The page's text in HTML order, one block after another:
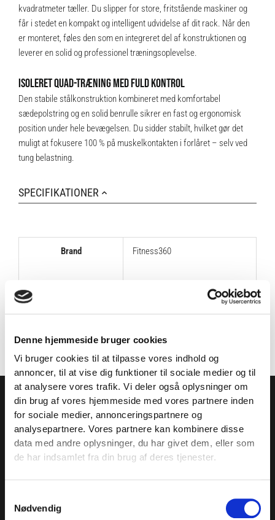
Denne hjemmeside bruger cookies
Vi bruger cookies til at tilpasse vores indhold og
annoncer, til at vise dig funktioner til sociale medier og til
at analysere vores trafik. Vi deler også oplysninger om
din brug af vores hjemmeside med vores partnere inden
for sociale medier, annonceringspartnere og
analysepartnere. Vores partnere kan kombinere disse
data med andre oplysninger, du har givet dem, eller som
de har indsamlet fra din brug af deres tjenester.
Nødvendig
kvadratmeter tæller. Du slipper for store, fritstående maskiner og
får i stedet en kompakt og intelligent udvidelse af dit rack. Når den
er monteret, føles den som en integreret del af konstruktionen og
leverer en solid og professionel træningsoplevelse.
ISOLERET QUAD-TRÆNING MED FULD KONTROL
Den stabile stålkonstruktion kombineret med komfortabel
sædepolstring og en solid benrulle sikrer en fast og ergonomisk
position under hele bevægelsen. Du sidder stabilt, hvilket gør det
muligt at fokusere 100 % på muskelkontakten i forlåret – selv ved
tung belastning.
SPECIFIKATIONER
Brand Fitness360
TILMELD NYHEDSBREVET
Få nyheder, tips og tilbud smidt direkte i indbakken
– før alle andre. Ingen spam, kun styrke!